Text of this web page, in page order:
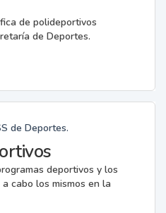
de polideportivos
de Deportes.
de Deportes.
deportivos y los
cabo los mismos en la